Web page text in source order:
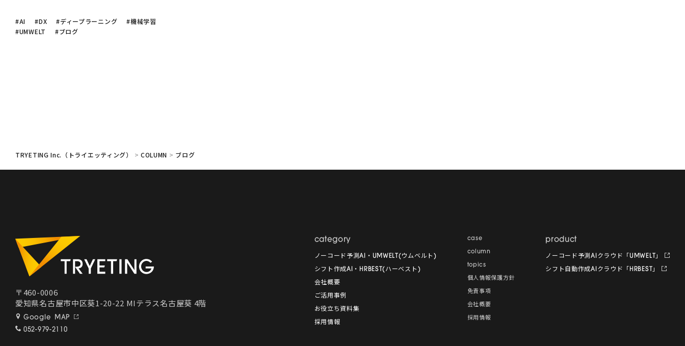
#AI #DX #ディープラーニング
#機械学習
#UMWELT
#ブログ
TRYETING Inc.（トライエッティング） > COLUMN > ブログ
〒460-0006
愛知県名古屋市中区葵1-20-22 MIテラス名古屋葵 4階
Google MAP
052-979-2110
category
ノーコード予測AI・UMWELT(ウムベルト)
シフト作成AI・HRBEST(ハーベスト)
会社概要
ご活用事例
お役立ち資料集
採用情報
case
column
topics
個人情報保護方針
免責事項
会社概要
採用情報
product
ノーコード予測AIクラウド「UMWELT」
シフト自動作成AIクラウド「HRBEST」